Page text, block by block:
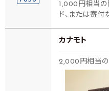
1,000円相当の
ド、または寄付
カナモト
2,000円相当の